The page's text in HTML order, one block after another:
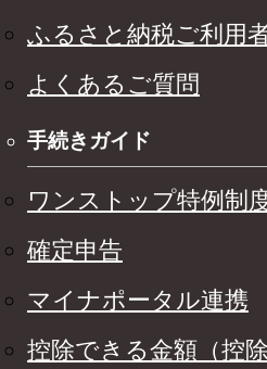
ふるさと納税ご利用
よくあるご質問
手続きガイド
ワンストップ特例制
確定申告
マイナポータル連携
控除できる金額（控